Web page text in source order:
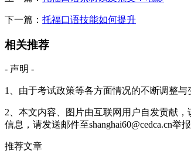
下一篇： 托福口语技能如何提升
相关推荐
- 声明 -
1、由于考试政策等各方面情况的不断调整
2、本文内容、图片由互联网用户自发贡献
信息，请发送邮件至shanghai60@cedca.cn举
推荐文章